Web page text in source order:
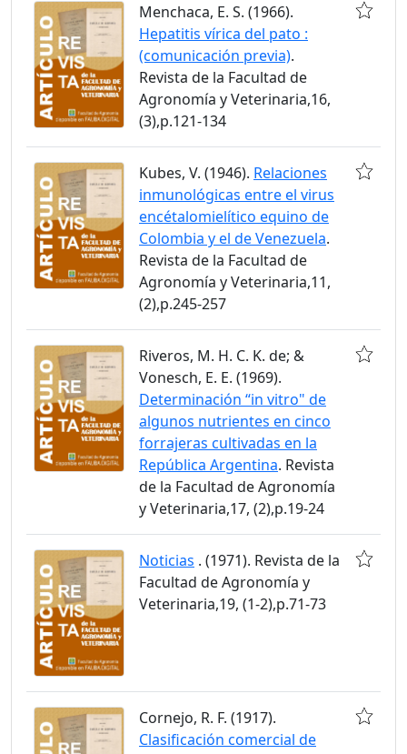
Menchaca, E. S. (1966).
Hepatitis vírica del pato :
(comunicación previa).
Revista de la Facultad de
Agronomía y Veterinaria,16,
(3),p.121-134
Kubes, V. (1946). Relaciones
inmunológicas entre el virus
encétalomielítico equino de
Colombia y el de Venezuela.
Revista de la Facultad de
Agronomía y Veterinaria,11,
(2),p.245-257
Riveros, M. H. C. K. de; &
Vonesch, E. E. (1969).
Determinación “in vitro" de
algunos nutrientes en cinco
forrajeras cultivadas en la
República Argentina. Revista
de la Facultad de Agronomía
y Veterinaria,17, (2),p.19-24
Noticias . (1971). Revista de la
Facultad de Agronomía y
Veterinaria,19, (1-2),p.71-73
Cornejo, R. F. (1917).
Clasificación comercial de